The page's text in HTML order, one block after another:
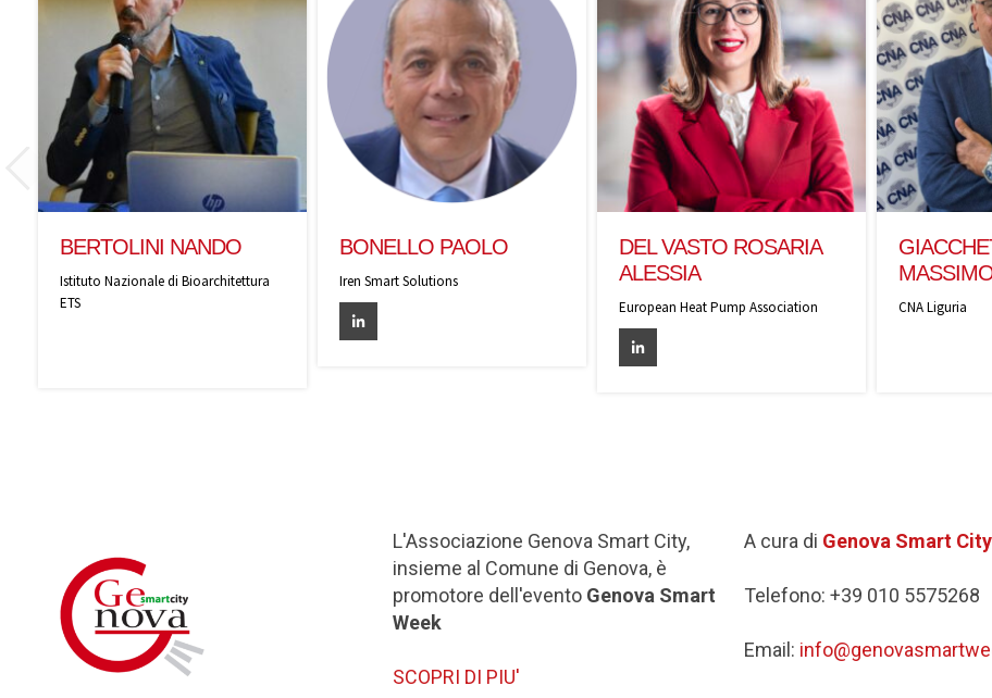
BERTOLINI NANDO
Istituto Nazionale di Bioarchitettura
ETS
BONELLO PAOLO
Iren Smart Solutions
DEL VASTO ROSARIA
ALESSIA
European Heat Pump Association CNA Liguria
L'Associazione Genova Smart City,
insieme al Comune di Genova, è
promotore dell'evento Genova Smart
Week
SCOPRI DI PIU'
A cura di Genova Smart City
Telefono: +39 010 5575268
Email: